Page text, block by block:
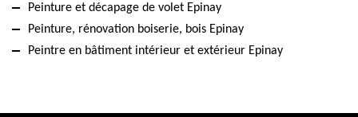
Peinture et décapage de volet Epinay
Peinture, rénovation boiserie, bois Epinay
Peintre en bâtiment intérieur et extérieur Epinay